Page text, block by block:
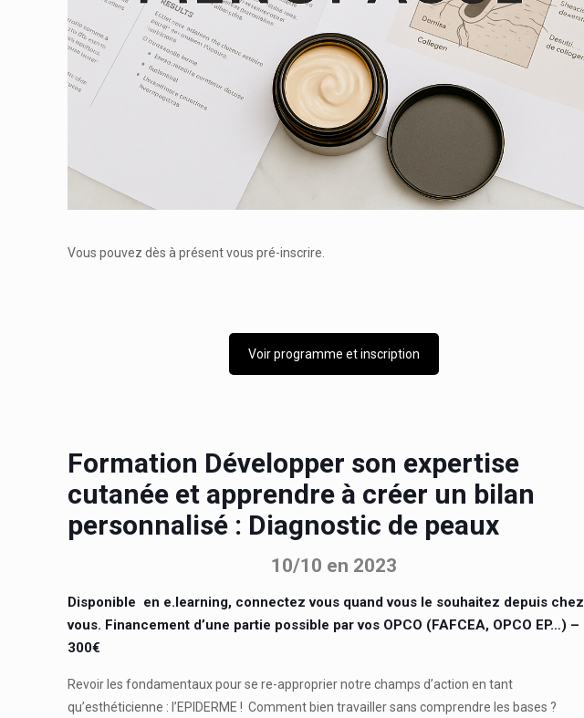
Vous pouvez dès à présent vous pré-inscrire.
Voir programme et inscription
Formation Développer son expertise
cutanée et apprendre à créer un bilan
personnalisé : Diagnostic de peaux
10/10 en 2023
Disponible en e.learning, connectez vous quand vous le souhaitez depuis chez
vous. Financement d’une partie possible par vos OPCO (FAFCEA, OPCO EP…) –
300€
Revoir les fondamentaux pour se re-approprier notre champs d’action en tant
qu’esthéticienne : l’EPIDERME ! Comment bien travailler sans comprendre les bases ?